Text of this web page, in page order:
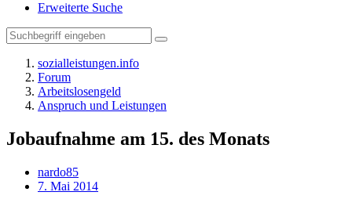
Erweiterte Suche
sozialleistungen.info
Forum
Arbeitslosengeld
Anspruch und Leistungen
Jobaufnahme am 15. des Monats
nardo85
7. Mai 2014